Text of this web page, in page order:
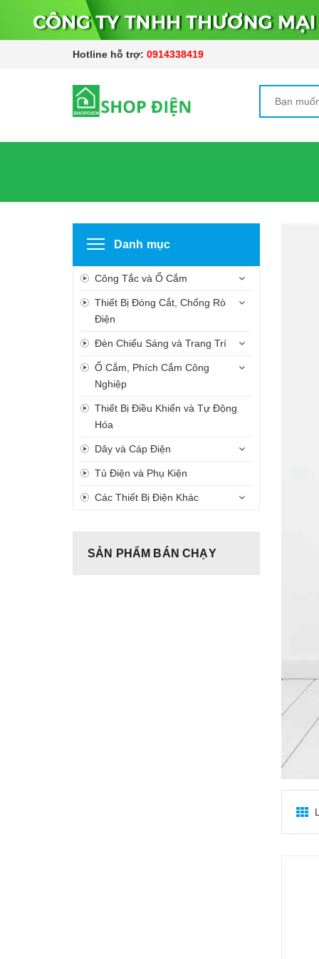
Hotline hỗ trợ: 0914338419
Danh mục
Công Tắc và Ổ Cắm
Thiết Bị Đóng Cắt, Chống Rò
Điện
Đèn Chiếu Sáng và Trang Trí
Ổ Cắm, Phích Cắm Công
Nghiệp
Thiết Bị Điều Khiển và Tự Động
Hóa
Dây và Cáp Điện
Tủ Điện và Phụ Kiện
Các Thiết Bị Điện Khác
SẢN PHẨM BÁN CHẠY